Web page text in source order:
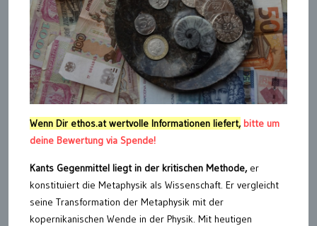
Wenn Dir ethos.at wertvolle Informationen liefert, bitte um
deine Bewertung via Spende!
Kants Gegenmittel liegt in der kritischen Methode,er
konstituiert die Metaphysik als Wissenschaft. Er vergleicht
seine Transformation der Metaphysik mit der
kopernikanischen Wende in der Physik. Mit heutigen